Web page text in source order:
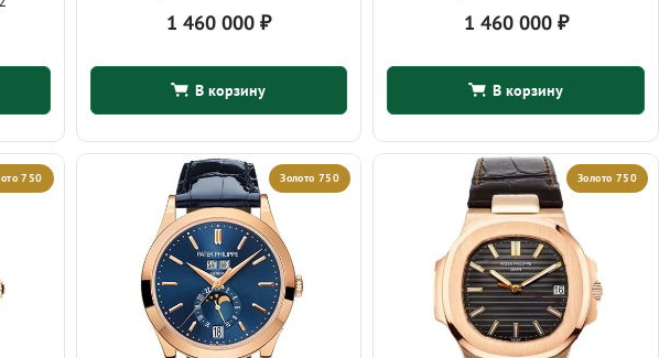
1 460 000 ₽
В корзину
1 460 000 ₽
В корзину
750 Золото 750 Золото 750